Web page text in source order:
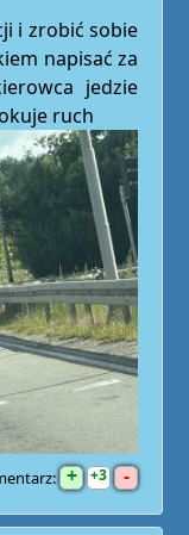
i zrobić sobie
napisać za
jedzie
ruch
+ 3 -